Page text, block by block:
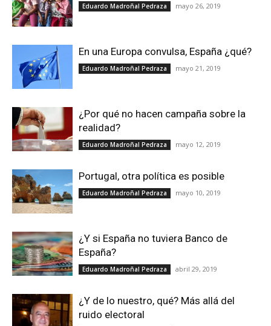
Eduardo Madroñal Pedraza mayo 26, 2019
En una Europa convulsa, España ¿qué?
Eduardo Madroñal Pedraza mayo 21, 2019
¿Por qué no hacen campaña sobre la
realidad?
Eduardo Madroñal Pedraza mayo 12, 2019
Portugal, otra política es posible
Eduardo Madroñal Pedraza mayo 10, 2019
¿Y si España no tuviera Banco de
España?
Eduardo Madroñal Pedraza abril 29, 2019
¿Y de lo nuestro, qué? Más allá del
ruido electoral